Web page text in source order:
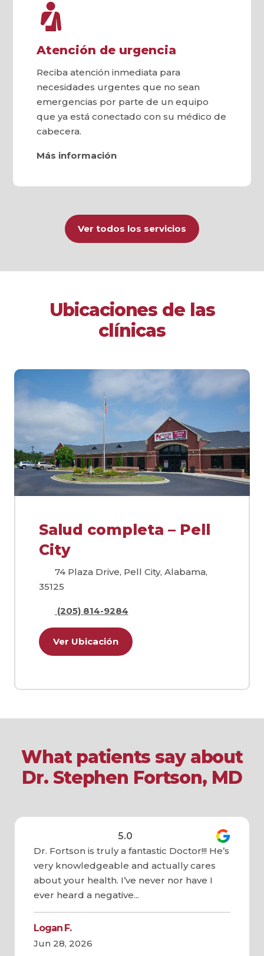
Atención de urgencia
Reciba atención inmediata para
necesidades urgentes que no sean
emergencias por parte de un equipo
que ya está conectado con su médico de
cabecera.
Más información
Ver todos los servicios
Ubicaciones de las
clínicas
Salud completa – Pell
City
74 Plaza Drive, Pell City, Alabama,
35125
(205) 814-9284
Ver Ubicación
What patients say about
Dr. Stephen Fortson, MD
5.0
Dr. Fortson is truly a fantastic Doctor!!! He’s
very knowledgeable and actually cares
about your health. I’ve never nor have I
ever heard a negative...
Logan F.
Jun 28, 2026